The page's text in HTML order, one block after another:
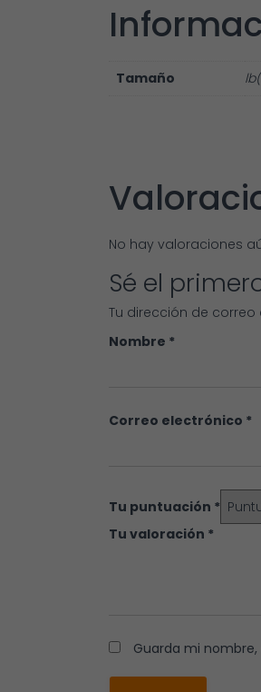
Tamaño
No hay valoraciones
Sé el
Tu dirección de
Nombre *
Correo electrónico *
Tu puntuación *
Tu valoración *
Guarda mi